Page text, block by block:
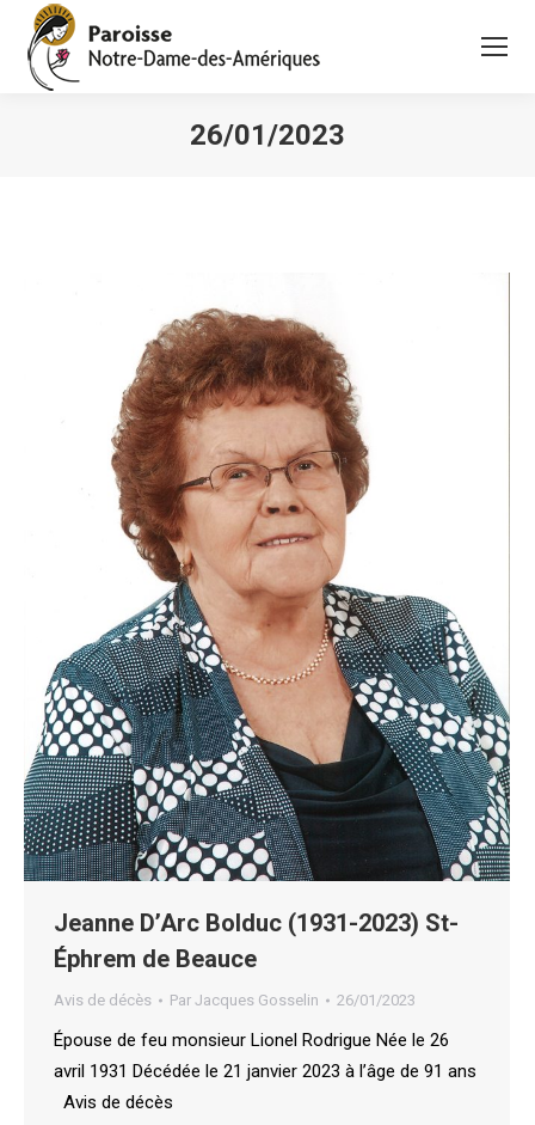
26/01/2023
Jeanne D’Arc Bolduc (1931-2023) St-
Éphrem de Beauce
Avis de décès Par Jacques Gosselin 26/01/2023
Épouse de feu monsieur Lionel Rodrigue Née le 26
avril 1931 Décédée le 21 janvier 2023 à l’âge de 91 ans
Avis de décès